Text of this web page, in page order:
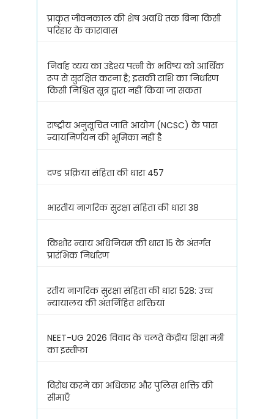
प्राकृत जीवनकाल की शेष अवधि तक बिना किसी
परिहार के कारावास
निर्वाह व्यय का उद्देश्य पत्नी के भविष्य को आर्थिक
रूप से सुरक्षित करना है; इसकी राशि का निर्धारण
किसी निश्चित सूत्र द्वारा नहीं किया जा सकता
राष्ट्रीय अनुसूचित जाति आयोग (NCSC) के पास
न्यायनिर्णयन की भूमिका नहीं है
दण्ड प्रक्रिया संहिता की धारा 457
भारतीय नागरिक सुरक्षा संहिता की धारा 38
किशोर न्याय अधिनियम की धारा 15 के अंतर्गत
प्रारंभिक निर्धारण
रतीय नागरिक सुरक्षा संहिता की धारा 528: उच्च
न्यायालय की अंतर्निहित शक्तियां
NEET-UG 2026 विवाद के चलते केंद्रीय शिक्षा मंत्री
का इस्तीफा
विरोध करने का अधिकार और पुलिस शक्ति की
सीमाएँ